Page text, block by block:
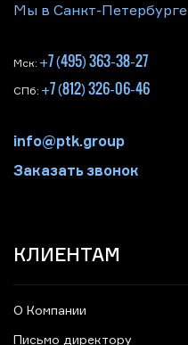
Мы в Санкт-Петербурге
Мск: +7 (495) 363-38-27
СПб: +7 (812) 326-06-46
info@ptk.group
Заказать звонок
КЛИЕНТАМ
О Компании
Письмо директору